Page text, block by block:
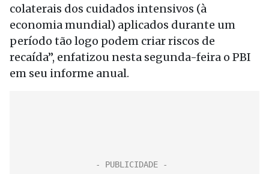
colaterais dos cuidados intensivos (à
economia mundial) aplicados durante um
período tão logo podem criar riscos de
recaída”, enfatizou nesta segunda-feira o PBI
em seu informe anual.